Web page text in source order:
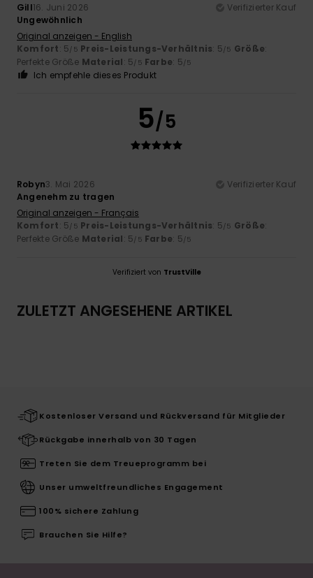
Gill16. Juni 2026
Verifizierter Kauf
Ungewöhnlich
Original anzeigen - English
Komfort: 5/5 Preis-Leistungs-Verhältnis: 5/5 Größe:
Perfekte Größe Material: 5/5 Farbe: 5/5
Ich empfehle dieses Produkt
5/5
Robyn3. Mai 2026
Verifizierter Kauf
Angenehm zu tragen
Original anzeigen - Français
Komfort: 5/5 Preis-Leistungs-Verhältnis: 5/5 Größe:
Perfekte Größe Material: 5/5 Farbe: 5/5
Verifiziert von TrustVille
ZULETZT ANGESEHENE ARTIKEL
Kostenloser Versand und Rückversand für Mitglieder
Rückgabe innerhalb von 30 Tagen
Treten Sie dem Treueprogramm bei
Unser umweltfreundliches Engagement
100% sichere Zahlung
Brauchen Sie Hilfe?